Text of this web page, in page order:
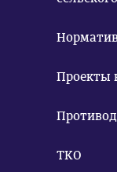
Проекты
ТКО